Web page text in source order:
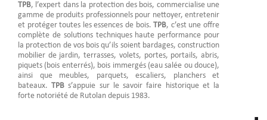
TPB, l’expert dans la protection des bois, commercialise une
gamme de produits professionnels pour nettoyer, entretenir
et protéger toutes les essences de bois.TPB, c’est une offre
complète de solutions techniques haute performance pour
la protection de vos bois qu’ils soient bardages, construction
mobilier de jardin, terrasses, volets, portes, portails, abris,
piquets (bois enterrés), bois immergés (eau salée ou douce),
ainsi que meubles, parquets, escaliers, planchers et
bateaux.TPB s’appuie sur le savoir faire historique et la
forte notoriété de Rutolan depuis 1983.